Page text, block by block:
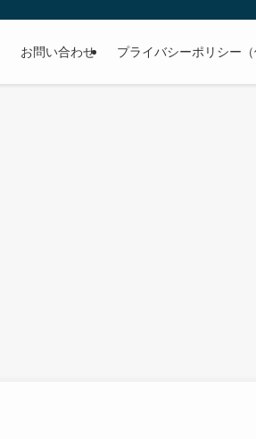
お問い合わせ プライバシーポリシー（